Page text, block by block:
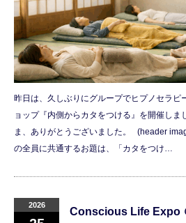
昨日は、久しぶりにグループでヒプノセラピ
ョップ『内側からカタをつける』を開催しま
ま、ありがとうございました。 (header
の全員に共通するお題は、「カタをつけ…
2026
Conscious Life Expo